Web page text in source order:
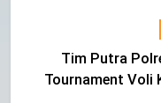
Tim Putra
Tournament Voli